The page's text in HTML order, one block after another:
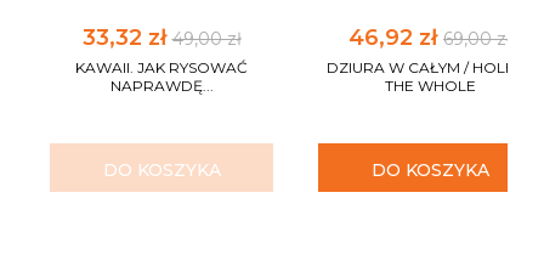
33,32 zł49,00 zł
KAWAII. JAK RYSOWAĆ
NAPRAWDĘ...
DO KOSZYKA
46,92 zł 69,00 zł
DZIURA W CAŁYM / HOLE IN
THE WHOLE
DO KOSZYKA